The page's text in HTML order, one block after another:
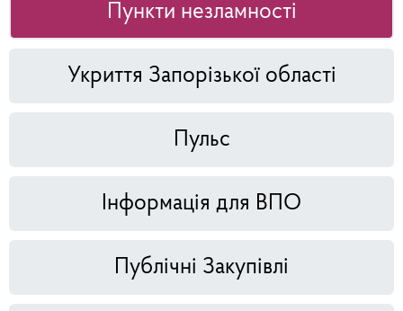
Пункти незламності
Укриття Запорізької області
Пульс
Інформація для ВПО
Публічні Закупівлі